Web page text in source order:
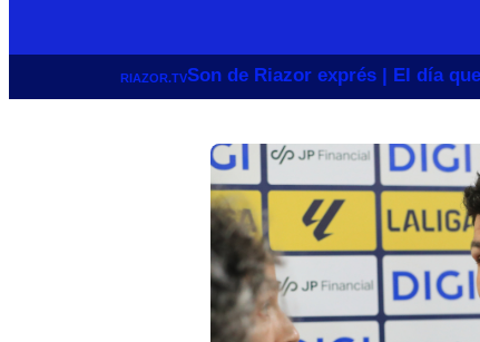
RIAZOR.TVSon de Riazor exprés | El día